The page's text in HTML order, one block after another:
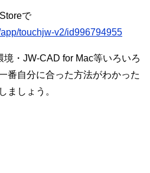
で
touchjw-v2/id996794955
・JW-CAD for Mac等いろいろ
番自分に合った方法がわかった
ましょう。